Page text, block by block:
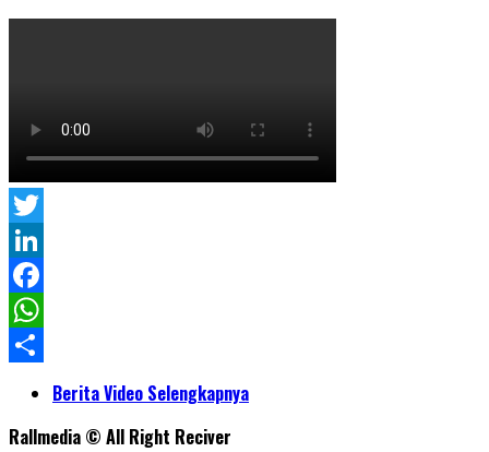
Twitter
LinkedIn
Facebook
WhatsApp
ShareBerita Video Selengkapnya
Rallmedia © All Right Reciver